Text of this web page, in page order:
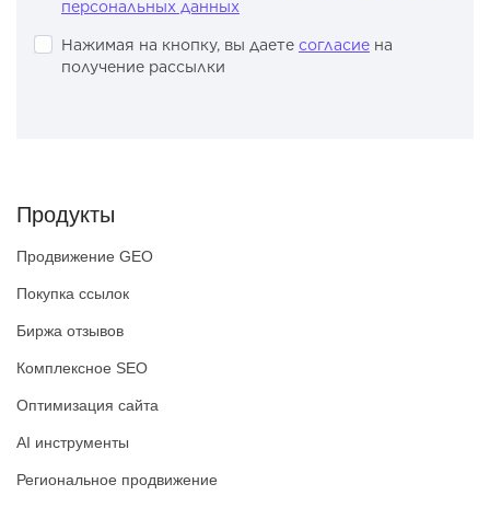
персональных данных
Нажимая на кнопку, вы даете согласие на
получение рассылки
Продукты
Продвижение GEO
Покупка ссылок
Биржа отзывов
Комплексное SEO
Оптимизация сайта
AI инструменты
Региональное продвижение